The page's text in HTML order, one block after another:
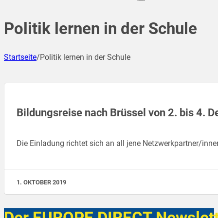
Politik lernen in der Schule
Startseite/Politik lernen in der Schule
Bildungsreise nach Brüssel von 2. bis 4.
Die Einladung richtet sich an all jene Netzwerkpartner/
1. OKTOBER 2019